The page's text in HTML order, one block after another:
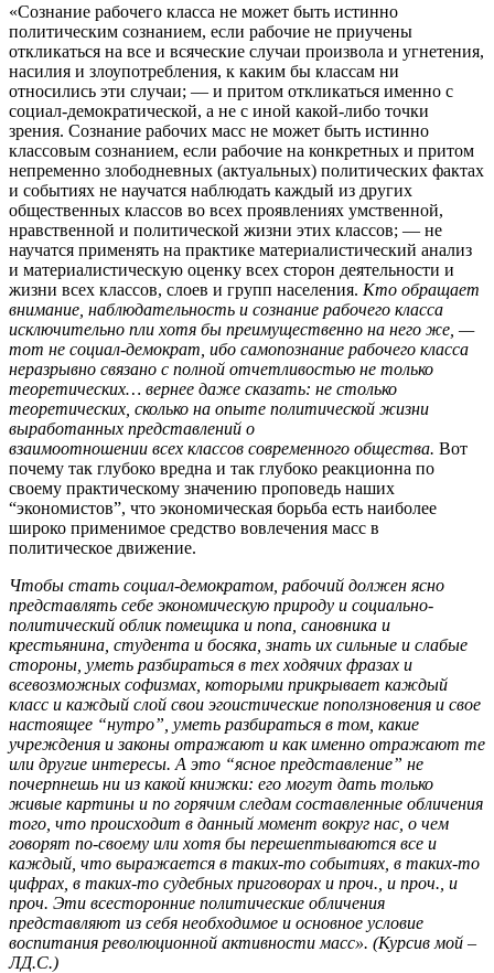
«Сознание рабочего класса не может быть истинно
политическим сознанием, если рабочие не приучены
откликаться на все и всяческие случаи произвола и угнетения,
насилия и злоупотребления, к каким бы классам ни
относились эти случаи; — и притом откликаться именно с
социал-демократической, а не с иной какой-либо точки
зрения. Сознание рабочих масс не может быть истинно
классовым сознанием, если рабочие на конкретных и притом
непременно злободневных (актуальных) политических фактах
и событиях не научатся наблюдать каждый из других
общественных классов во всех проявлениях умственной,
нравственной и политической жизни этих классов; — не
научатся применять на практике материалистический анализ
и материалистическую оценку всех сторон деятельности и
жизни всех классов, слоев и групп населения. Кто обращает
внимание, наблюдательность и сознание рабочего класса
исключительно пли хотя бы преимущественно на него же, —
тот не социал-демократ, ибо самопознание рабочего класса
неразрывно связано с полной отчетливостью не только
теоретических… вернее даже сказать: не столько
теоретических, сколько на опыте политической жизни
выработанных представлений о
взаимоотношении всех классов современного общества. Вот
почему так глубоко вредна и так глубоко реакционна по
своему практическому значению проповедь наших
“экономистов”, что экономическая борьба есть наиболее
широко применимое средство вовлечения масс в
политическое движение.
Чтобы стать социал-демократом, рабочий должен ясно
представлять себе экономическую природу и социально-
политический облик помещика и попа, сановника и
крестьянина, студента и босяка, знать их сильные и слабые
стороны, уметь разбираться в тех ходячих фразах и
всевозможных софизмах, которыми прикрывает каждый
класс и каждый слой свои эгоистические поползновения и свое
настоящее “нутро”, уметь разбираться в том, какие
учреждения и законы отражают и как именно отражают те
или другие интересы. А это “ясное представление” не
почерпнешь ни из какой книжки: его могут дать только
живые картины и по горячим следам составленные обличения
того, что происходит в данный момент вокруг нас, о чем
говорят по-своему или хотя бы перешептываются все и
каждый, что выражается в таких-то событиях, в таких-то
цифрах, в таких-то судебных приговорах и проч., и проч., и
проч. Эти всесторонние политические обличения
представляют из себя необходимое и основное условие
воспитания революционной активности масс». (Курсив мой –
ЛД.С.)